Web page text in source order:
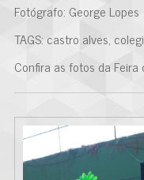
Fotógrafo: George Lopes
TAGS: castro alves,
Confira as fotos da Feira